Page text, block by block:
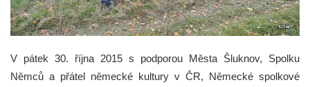
V pátek 30. října 2015 s podporou Města Šluknov, Spolku
Němců a přátel německé kultury v ČR, Německé spolkové